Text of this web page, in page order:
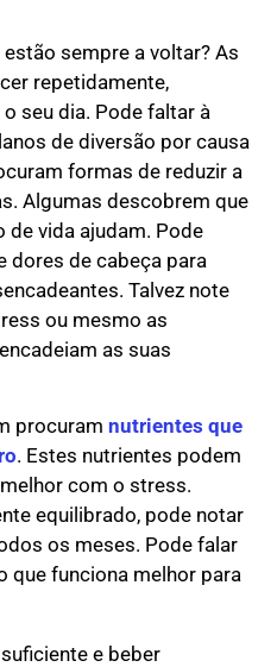
sempre a voltar? As
repetidamente,
seu dia. Pode faltar à
de diversão por causa
formas de reduzir a
Algumas descobrem que
vida ajudam. Pode
dores de cabeça para
Talvez note
ou mesmo as
as suas
procuram nutrientes que
. Estes nutrientes podem
com o stress.
equilibrado, pode notar
os meses. Pode falar
que funciona melhor para
e beber